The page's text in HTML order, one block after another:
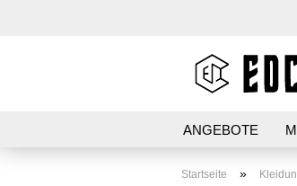
ANGEBOTE
Startseite »